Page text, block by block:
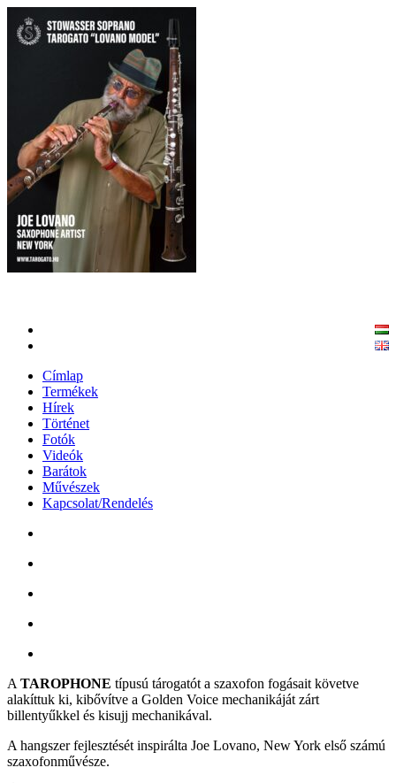
Címlap
Termékek
Hírek
Történet
Fotók
Videók
Barátok
Művészek
Kapcsolat/Rendelés
A TAROPHONE típusú tárogatót a szaxofon fogásait követve
alakíttuk ki, kibővítve a Golden Voice mechanikáját zárt
billentyűkkel és kisujj mechanikával.
A hangszer fejlesztését inspirálta Joe Lovano, New York első számú
szaxofonművésze.